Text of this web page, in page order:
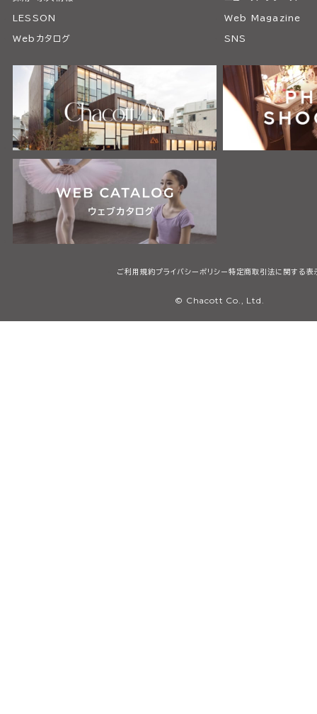
LESSON Web Magazine
Webカタログ SNS
ご利用規約プライバシーポリシー特定商取引法に関する表
© Chacott Co., Ltd.